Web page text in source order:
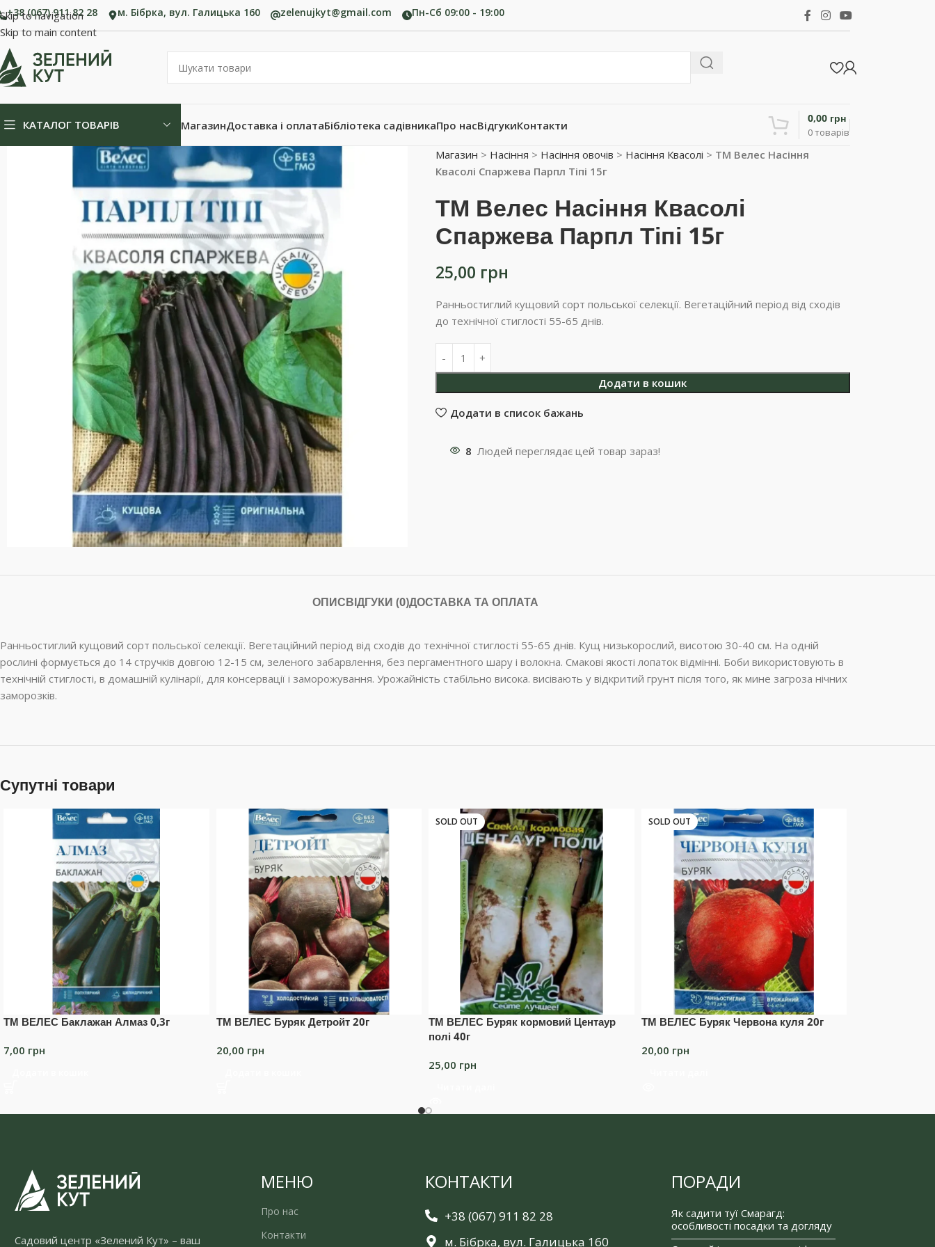
Skip to navigation
Skip to main content
+38 (067) 911 82 28 м. Бібрка, вул. Галицька 160 zelenujkyt@gmail.com Пн-Сб 09:00 - 19:00
КАТАЛОГ ТОВАРІВ МагазинДоставка і оплатаБібліотека садівникаПро насВідгукиКонтакти
0товарів
0,00 грн
Магазин > Насіння > Насіння овочів > Насіння Квасолі > ТМ Велес Насіння
Квасолі Спаржева Парпл Тіпі 15г
ТМ Велес Насіння Квасолі
Спаржева Парпл Тіпі 15г
25,00 грн
Ранньостиглий кущовий сорт польської селекції. Вегетаційний період від сходів
до технічної стиглості 55-65 днів.
Додати в кошик
Додати в список бажань
8 Людей переглядає цей товар зараз!
ОПИСВІДГУКИ (0)ДОСТАВКА ТА ОПЛАТА
Ранньостиглий кущовий сорт польської селекції. Вегетаційний період від сходів до технічної стиглості 55-65 днів. Кущ низькорослий, висотою 30-40 см. На одній
рослині формується до 14 стручків довгою 12-15 см, зеленого забарвлення, без пергаментного шару і волокна. Смакові якості лопаток відмінні. Боби використовують в
технічній стиглості, в домашній кулінарії, для консервації і заморожування. Урожайність стабільно висока. висівають у відкритий грунт після того, як мине загроза нічних
заморозків.
Супутні товари
ТМ ВЕЛЕС Баклажан Алмаз 0,3г
7,00 грн
ТМ ВЕЛЕС Буряк Детройт 20г
20,00 грн
SOLD OUT
ТМ ВЕЛЕС Буряк кормовий Центаур
полі 40г
25,00 грн
SOLD OUT
ТМ ВЕЛЕС Буряк Червона куля 20г
20,00 грн
Садовий центр «Зелений Кут» – ваш
МЕНЮ
Про нас
Контакти
КОНТАКТИ
+38 (067) 911 82 28
м. Бібрка, вул. Галицька 160
ПОРАДИ
Як садити туї Смарагд:
особливості посадки та догляду